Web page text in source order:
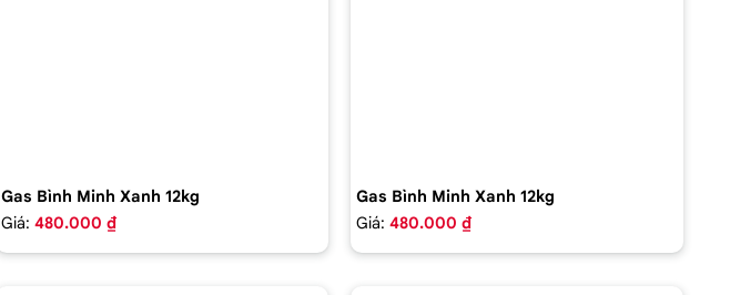
Gas Bình Minh Xanh 12kg
Giá: 480.000 ₫
Gas Bình Minh Xanh 12kg
Giá: 480.000 ₫